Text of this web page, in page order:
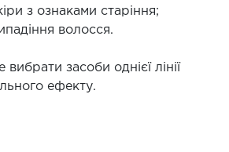
з ознаками старіння;
волосся.
засоби однієї лінії
ефекту.